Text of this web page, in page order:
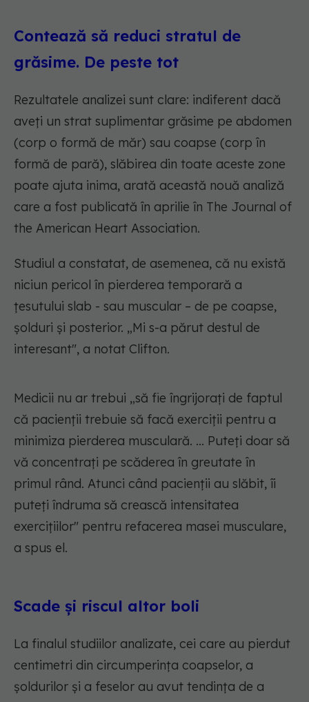
Contează să reduci stratul de
grăsime. De peste tot
Rezultatele analizei sunt clare: indiferent dacă
aveți un strat suplimentar grăsime pe abdomen
(corp o formă de măr) sau coapse (corp în
formă de pară), slăbirea din toate aceste zone
poate ajuta inima, arată această nouă analiză
care a fost publicată în aprilie în The Journal of
the American Heart Association.
Studiul a constatat, de asemenea, că nu există
niciun pericol în pierderea temporară a
țesutului slab - sau muscular – de pe coapse,
șolduri și posterior. „Mi s-a părut destul de
interesant", a notat Clifton.
Medicii nu ar trebui „să fie îngrijorați de faptul
că pacienții trebuie să facă exerciții pentru a
minimiza pierderea musculară. ... Puteți doar să
vă concentrați pe scăderea în greutate în
primul rând. Atunci când pacienții au slăbit, îi
puteți îndruma să crească intensitatea
exercițiilor" pentru refacerea masei musculare,
a spus el.
Scade și riscul altor boli
La finalul studiilor analizate, cei care au pierdut
centimetri din circumperința coapselor, a
șoldurilor și a feselor au avut tendința de a